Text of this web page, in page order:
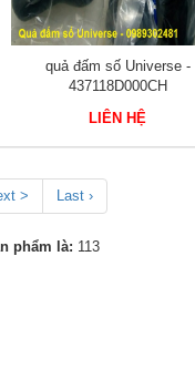
quả đấm số Universe -
437118D000CH
LIÊN HỆ
> Last ›
phẩm là: 113